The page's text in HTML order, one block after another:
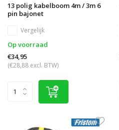
13 polig kabelboom 4m / 3m 6
pin bajonet
Vergelijk
Op voorraad
€34,95
(€28,88 excl. BTW)